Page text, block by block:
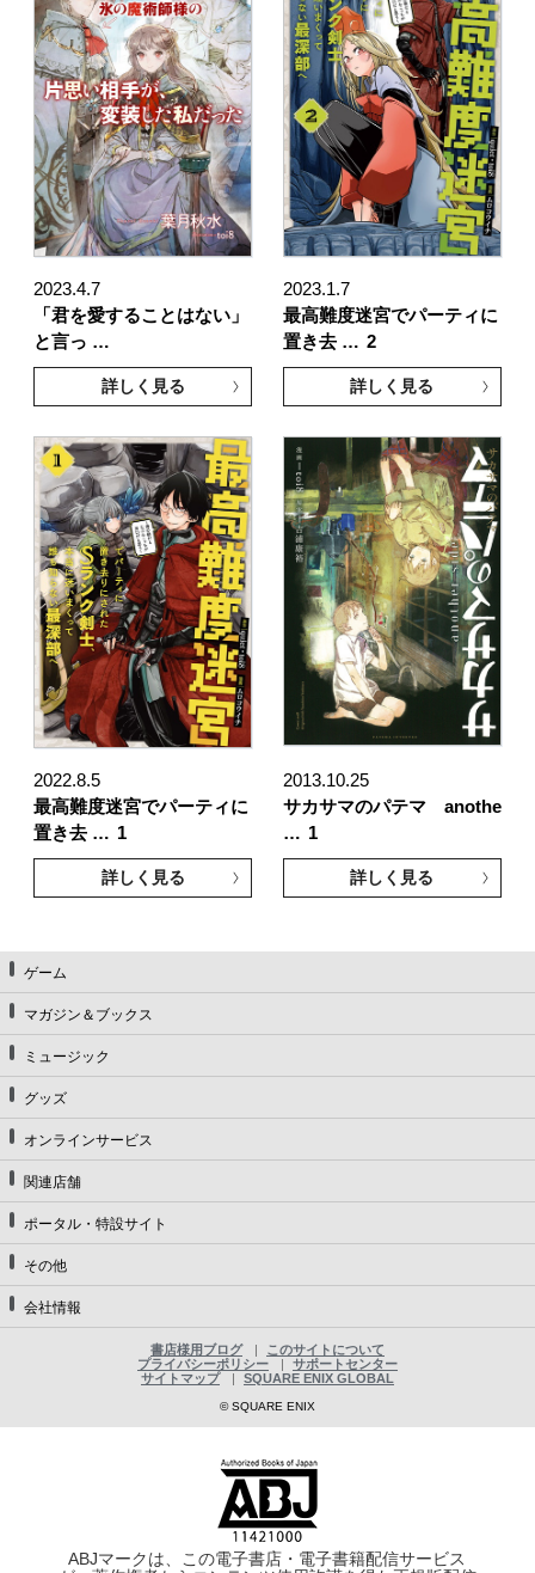
2023.4.7
「君を愛することはない」
と言っ …
詳しく見る
2023.1.7
最高難度迷宮でパーティに
置き去 … 2
詳しく見る
2022.8.5
最高難度迷宮でパーティに
置き去 … 1
詳しく見る
2013.10.25
サカサマのパテマ anothe
… 1
詳しく見る
ゲーム
マガジン＆ブックス
ミュージック
グッズ
オンラインサービス
関連店舗
ポータル・特設サイト
その他
会社情報
書店様用ブログ
このサイトについて
プライバシーポリシー
サポートセンター
サイトマップ
SQUARE ENIX GLOBAL
© SQUARE ENIX
ABJマークは、この電子書店・電子書籍配信サービス